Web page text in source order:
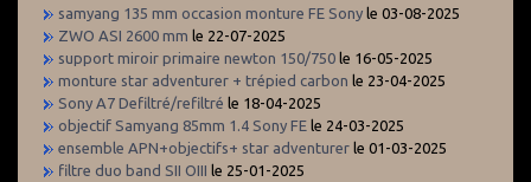
samyang 135 mm occasion monture FE Sony le 03-08-2025
ZWO ASI 2600 mm le 22-07-2025
support miroir primaire newton 150/750 le 16-05-2025
monture star adventurer + trépied carbon le 23-04-2025
Sony A7 Defiltré/refiltré le 18-04-2025
objectif Samyang 85mm 1.4 Sony FE le 24-03-2025
ensemble APN+objectifs+ star adventurer le 01-03-2025
filtre duo band SII OIII le 25-01-2025